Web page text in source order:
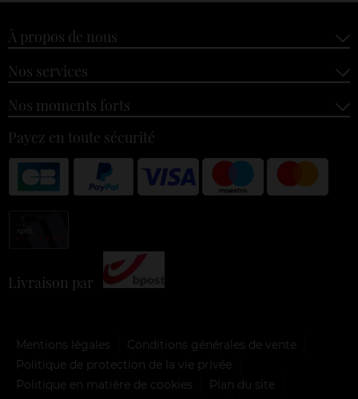
À propos de nous
Nos services
Nos moments forts
Payez en toute sécurité
Livraison par
Mentions légales
Conditions générales de vente
Politique de protection de la vie privée
Politique en matière de cookies
Plan du site